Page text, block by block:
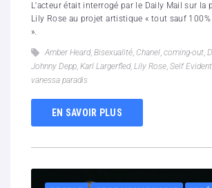
L'acteur était interrogé par le Daily Mail sur la
Lily Rose au projet artistique « tout sauf
».
Amber Heard, Bisexualité, Chanel, coming-out,
Johnny Depp, Karl Largerfled, Lily Rose, Self
vanessa paradis
EN SAVOIR PLUS